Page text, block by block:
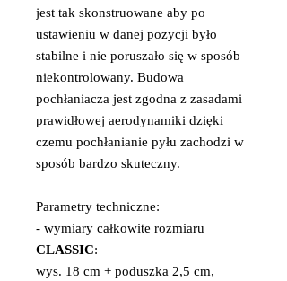
jest tak skonstruowane aby po
ustawieniu w danej pozycji było
stabilne i nie poruszało się w sposób
niekontrolowany. Budowa
pochłaniacza jest zgodna z zasadami
prawidłowej aerodynamiki dzięki
czemu pochłanianie pyłu zachodzi w
sposób bardzo skuteczny.
Parametry techniczne:
- wymiary całkowite rozmiaru
CLASSIC:
wys. 18 cm + poduszka 2,5 cm,